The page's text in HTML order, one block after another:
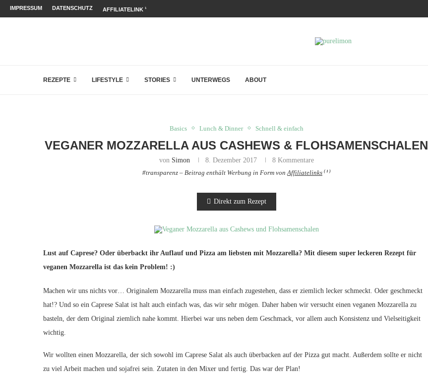
IMPRESSUM DATENSCHUTZ AFFILIATELINK 1
REZEPTE LIFESTYLE STORIES UNTERWEGS ABOUT
Basics Lunch & Dinner Schnell & einfach
VEGANER MOZZARELLA AUS CASHEWS & FLOHSAMENSCHALEN
von Simon 8. Dezember 2017 8 Kommentare
#transparenz – Beitrag enthält Werbung in Form vonAffiliatelinks ( 1 )
Direkt zum Rezept
Lust auf Caprese? Oder überbackt ihr Auflauf und Pizza am liebsten mit Mozzarella? Mit diesem super leckeren Rezept für
veganen Mozzarella ist das kein Problem! :)
Machen wir uns nichts vor… Originalem Mozzarella muss man einfach zugestehen, dass er ziemlich lecker schmeckt. Oder geschmeckt
hat!? Und so ein Caprese Salat ist halt auch einfach was, das wir sehr mögen. Daher haben wir versucht einen veganen Mozzarella zu
basteln, der dem Original ziemlich nahe kommt. Hierbei war uns neben dem Geschmack, vor allem auch Konsistenz und Vielseitigkeit
wichtig.
Wir wollten einen Mozzarella, der sich sowohl im Caprese Salat als auch überbacken auf der Pizza gut macht. Außerdem sollte er nicht
zu viel Arbeit machen und sojafrei sein. Zutaten in den Mixer und fertig. Das war der Plan!